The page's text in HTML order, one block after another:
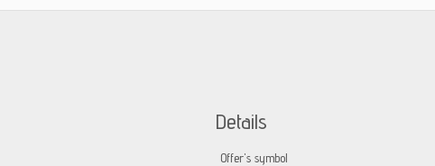
Details
Offer's symbol